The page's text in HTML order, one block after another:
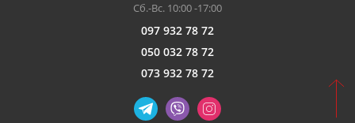
Сб.-Вс. 10:00 -17:00
097 932 78 72
050 032 78 72
073 932 78 72